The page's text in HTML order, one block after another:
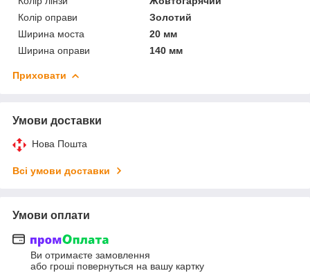
Колір оправи
Золотий
Ширина моста
20 мм
Ширина оправи
140 мм
Приховати
Умови доставки
Нова Пошта
Всі умови доставки
Умови оплати
Ви отримаєте замовлення
або гроші повернуться на вашу картку